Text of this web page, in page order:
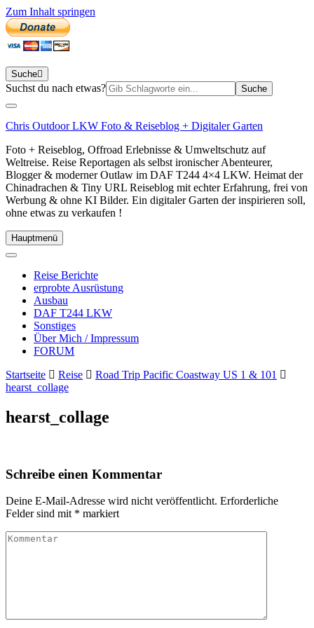
Zum Inhalt springen
Suche
Suchen
Suchst du nach etwas?
Chris Outdoor LKW Foto & Reiseblog + Digitaler Garten
Foto + Reiseblog, Offroad Erlebnisse & Umweltschutz auf
Weltreise. Reise Reportagen als selbst ironischer Abenteurer,
Blogger & moderner Outlaw im DAF T244 4×4 LKW. Heimat der
Chinadrachen & Tiny URL Reiseblog mit echter Erfahrung, frei von
Werbung & ohne KI Bilder. Ein digitaler Garten der inspirieren soll,
ohne etwas zu verkaufen !
Hauptmenü
Reise Berichte
erprobte Ausrüstung
Ausbau
DAF T244 LKW
Sonstiges
Über Mich / Impressum
FORUM
Startseite
Reise
Road Trip Pacific Coastway US 1 & 101
hearst_collage
hearst_collage
Schreibe einen Kommentar
Deine E-Mail-Adresse wird nicht veröffentlicht. Erforderliche
Felder sind mit * markiert
Kommentar